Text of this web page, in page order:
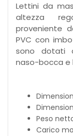
Lettini da
altezza
proveniente
PVC con
sono dotati
naso-bocca e
Peso
Carico